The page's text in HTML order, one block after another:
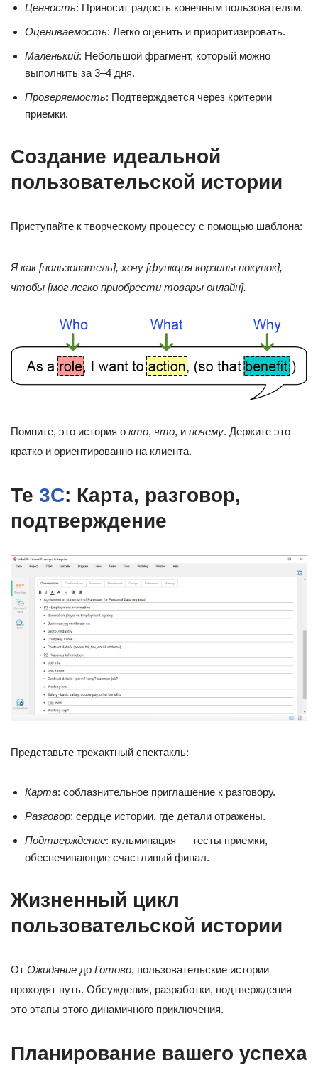
Ценность: Приносит радость конечным пользователям.
Оцениваемость: Легко оценить и приоритизировать.
Маленький: Небольшой фрагмент, который можно
выполнить за 3–4 дня.
Проверяемость: Подтверждается через критерии
приемки.
Создание идеальной
пользовательской истории
Приступайте к творческому процессу с помощью шаблона:
Я как [пользователь], хочу [функция корзины покупок],
чтобы [мог легко приобрести товары онлайн].
Помните, это история о кто, что, и почему. Держите это
кратко и ориентированно на клиента.
Те 3C: Карта, разговор,
подтверждение
Представьте трехактный спектакль:
Карта: соблазнительное приглашение к разговору.
Разговор: сердце истории, где детали отражены.
Подтверждение: кульминация — тесты приемки,
обеспечивающие счастливый финал.
Жизненный цикл
пользовательской истории
От Ожидание до Готово, пользовательские истории
проходят путь. Обсуждения, разработки, подтверждения —
это этапы этого динамичного приключения.
Планирование вашего успеха